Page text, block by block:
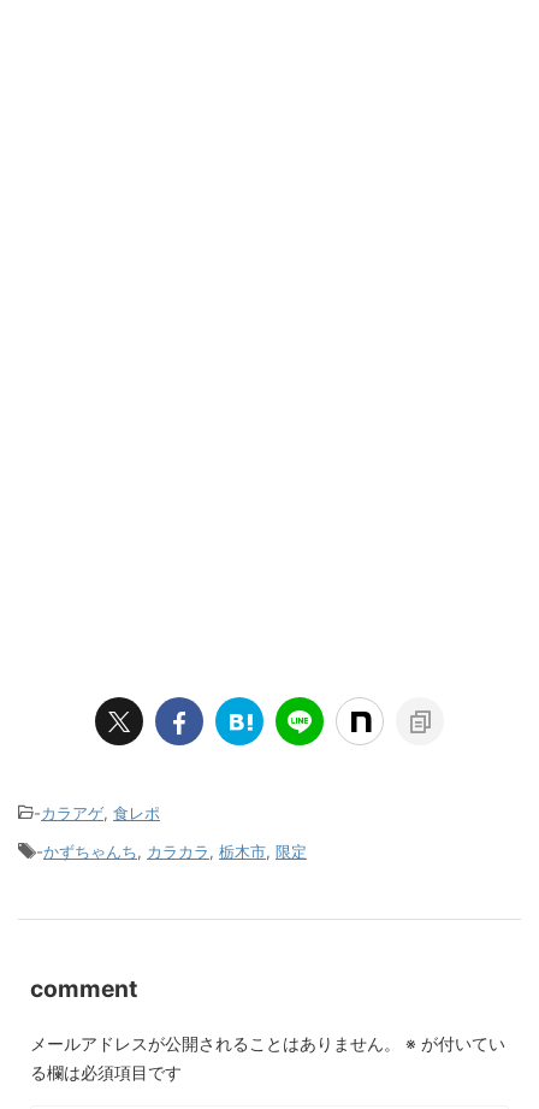
-カラアゲ, 食レポ
-かずちゃんち, カラカラ, 栃木市, 限定
comment
メールアドレスが公開されることはありません。 ※ が付いてい
る欄は必須項目です